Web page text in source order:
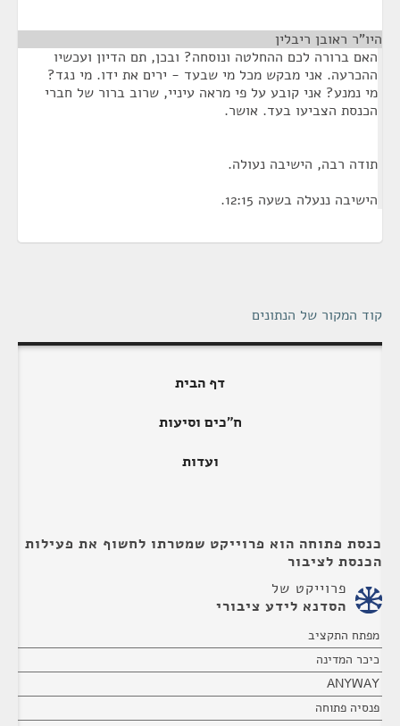
היו"ר ראובן ריבלין
האם ברורה לכם ההחלטה ונוסחה? ובכן, תם הדיון ועכשיו
ההכרעה. אני מבקש מכל מי שבעד - ירים את ידו. מי נגד?
מי נמנע? אני קובע על פי מראה עיניי, שרוב ברור של חברי
הכנסת הצביעו בעד. אושר.
תודה רבה, הישיבה נעולה.
הישיבה ננעלה בשעה 12:15.
קוד המקור של הנתונים
דף הבית
ח"כים וסיעות
ועדות
כנסת פתוחה הוא פרוייקט שמטרתו לחשוף את פעילות
הכנסת לציבור
פרוייקט של
הסדנא לידע ציבורי
מפתח התקציב
כיכר המדינה
ANYWAY
פנסיה פתוחה